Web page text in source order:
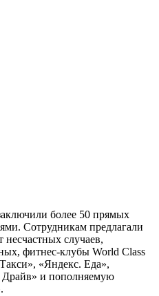
более 50 прямых
Сотрудникам предлагали
случаев,
фитнес-клубы World Class
«Яндекс. Еда»,
Драйв» и пополняемую